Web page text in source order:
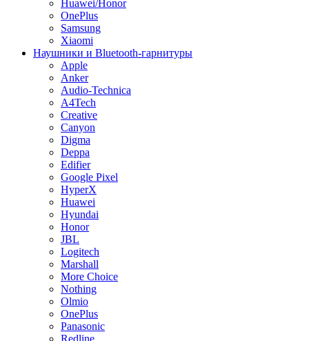
Huawei/Honor
OnePlus
Samsung
Xiaomi
Наушники и Bluetooth-гарнитуры
Apple
Anker
Audio-Technica
A4Tech
Creative
Canyon
Digma
Deppa
Edifier
Google Pixel
HyperX
Huawei
Hyundai
Honor
JBL
Logitech
Marshall
More Choice
Nothing
Olmio
OnePlus
Panasonic